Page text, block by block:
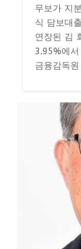
무보가 지
식 담보대
연장된 김
3.95%에
금융감독원